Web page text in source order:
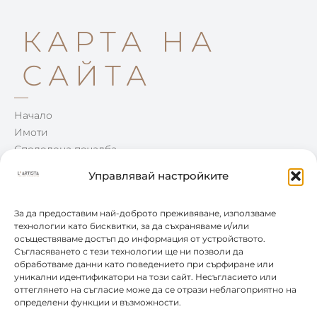
Управлявай настройките
За да предоставим най-доброто преживяване, използваме
технологии като бисквитки, за да съхраняваме и/или
осъществяваме достъп до информация от устройството.
Съгласяването с тези технологии ще ни позволи да
обработваме данни като поведението при сърфиране или
уникални идентификатори на този сайт. Несъгласието или
оттеглянето на съгласие може да се отрази неблагоприятно на
определени функции и възможности.
КАРТА НА
САЙТА
Начало
Имоти
Споделена печалба
КОНТАКТИ
0877 888 804
office@leartista.bg